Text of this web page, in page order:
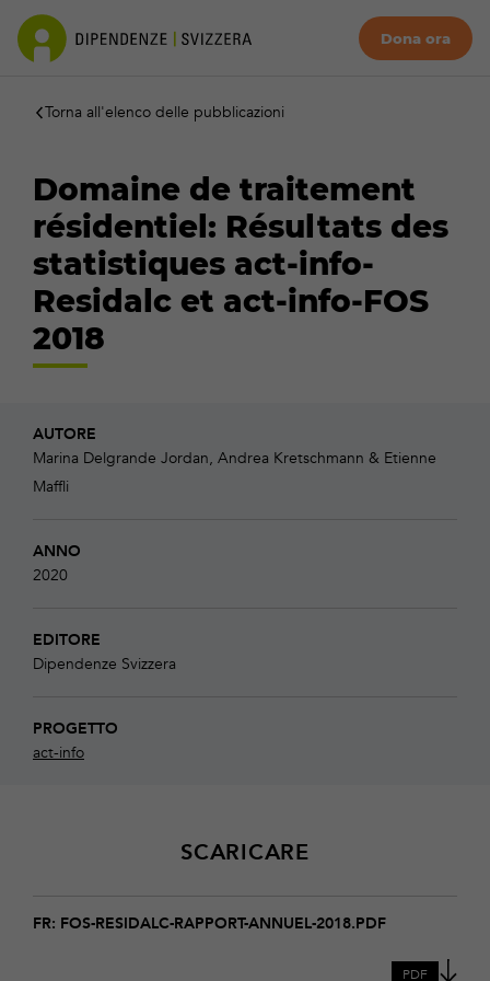
Dona ora
Torna all'elenco delle pubblicazioni
Domaine de traitement
résidentiel: Résultats des
statistiques act-info-
Residalc et act-info-FOS
2018
AUTORE
Marina Delgrande Jordan, Andrea Kretschmann & Etienne
Maffli
ANNO
2020
EDITORE
Dipendenze Svizzera
PROGETTO
act-info
SCARICARE
FR: FOS-RESIDALC-RAPPORT-ANNUEL-2018.PDF
FOS-
PDF